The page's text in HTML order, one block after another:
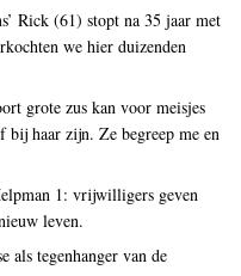
Rick (61) stopt na 35 jaar met
we hier duizenden
grote zus kan voor meisjes
haar zijn. Ze begreep me en
1: vrijwilligers geven
leven.
als tegenhanger van de